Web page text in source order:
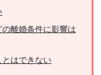
離婚条件に影響は
はできない